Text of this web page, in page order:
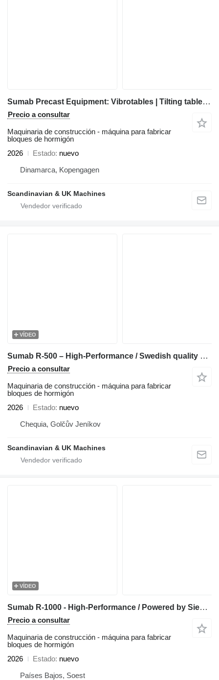
Sumab Precast Equipment: Vibrotables | Tilting tables | Prefabricated
Precio a consultar
Maquinaria de construcción - máquina para fabricar
bloques de hormigón
2026
Estado nuevo
Dinamarca, Kopengagen
Scandinavian & UK Machines
VÍDEO
Sumab R-500 – High-Performance / Swedish quality & Good price
Precio a consultar
Maquinaria de construcción - máquina para fabricar
bloques de hormigón
2026
Estado nuevo
Chequia, Golčův Jeníkov
Scandinavian & UK Machines
VÍDEO
Sumab R-1000 - High-Performance / Powered by Siemens / Built to Last
Precio a consultar
Maquinaria de construcción - máquina para fabricar
bloques de hormigón
2026
Estado nuevo
Países Bajos, Soest